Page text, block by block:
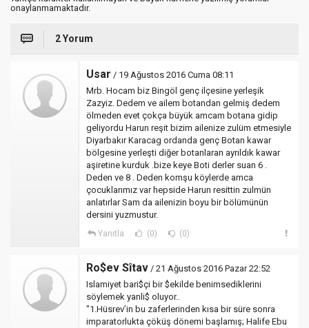
onaylanmamaktadır.
2 Yorum
Usar / 19 Ağustos 2016 Cuma 08:11
Mrb. Hocam biz Bingöl genç ilçesine yerleşik
Zazyiz. Dedem ve ailem botandan gelmiş dedem
ölmeden evet çokça büyük amcam botana gidip
geliyordu Harun reşit bizim ailenize zulüm etmesiyle
Diyarbakır Karacag ordanda genç Botan kawar
bölgesine yerleşti diğer botanlaran ayrıldık kawar
aşiretine kurduk .bize keye Boti derler suan 6 .
Deden ve 8 . Deden komşu köylerde amca
çocuklarımız var hepside Harun resittin zulmün
anlatırlar Sam da ailenizin boyu bir bölümünün
dersini yuzmustur.
Yanıtla (0) (0)
Ro$ev Sîtav / 21 Ağustos 2016 Pazar 22:52
Islamiyet bari$çi bir $ekilde benimsediklerini
söylemek yanli$ oluyor..
"1.Hüsrev’in bu zaferlerinden kısa bir süre sonra
imparatorlukta çöküş dönemi başlamış; Halife Ebu